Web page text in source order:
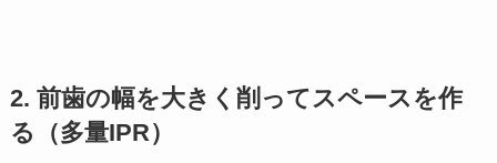
2. 前歯の幅を大きく削ってスペースを作
る（多量IPR）